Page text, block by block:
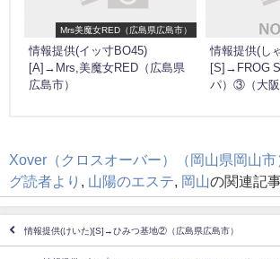
Mrs美魔女RED（広島県広島市）
情報提供(イッ寸BO45)
[A]→Mrs,美魔女RED（広島県
広島市）
情報提供(し
[S]→FROG
パ）③（大阪
Xover（クロスオーバー）（岡山県岡山市
グ読者より
山陽のエステ 岡山の関連記
情報提供(けいた)[S]→ひみつ基地②（広島県広島市）